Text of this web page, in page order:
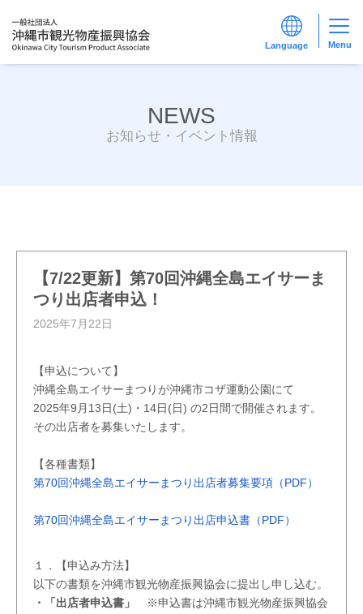
Menu
NEWS
お知らせ・イベント情報
【7/22更新】第70回沖縄全島エイサーま
つり出店者申込！
2025年7月22日
【申込について】
沖縄全島エイサーまつりが沖縄市コザ運動公園にて
2025年9月13日(土)・14日(日) の2日間で開催されます。
その出店者を募集いたします。
【各種書類】
第70回沖縄全島エイサーまつり出店者募集要項（PDF）
第70回沖縄全島エイサーまつり出店申込書（PDF）
１．【申込み方法】
以下の書類を沖縄市観光物産振興協会に提出し申し込む。
・「出店者申込書」
※申込書は沖縄市観光物産振興協会